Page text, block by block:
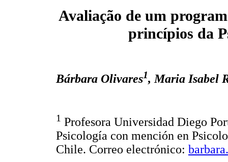
Avaliação de um
princípios da
Bárbara Olivares1, Maria Isabel
1 Profesora Universidad Diego
Psicología con mención en
Chile. Correo electrónico: